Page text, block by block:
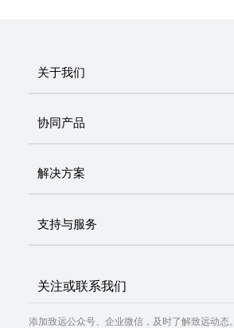
关于我们
协同产品
解决方案
支持与服务
关注或联系我们
添加致远公众号、企业微信，及时了解致远动态。